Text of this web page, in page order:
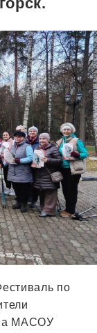
по
МАСОУ